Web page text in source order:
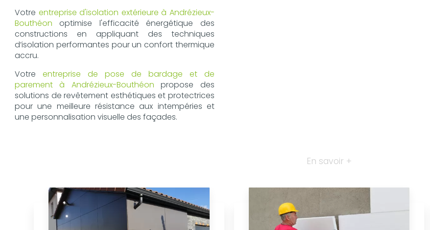
Votre entreprise d'isolation extérieure à Andrézieux-
Bouthéon optimise l'efficacité énergétique des
constructions en appliquant des techniques
d’isolation performantes pour un confort thermique
accru.
Votre entreprise de pose de bardage et de
parement à Andrézieux-Bouthéon propose des
solutions de revêtement esthétiques et protectrices
pour une meilleure résistance aux intempéries et
une personnalisation visuelle des façades.
En savoir +